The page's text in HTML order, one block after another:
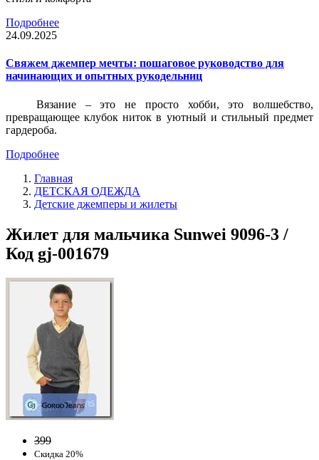
Подробнее
24.09.2025
Свяжем джемпер мечты: пошаговое руководство для
начинающих и опытных рукодельниц
Вязание – это не просто хобби, это волшебство,
превращающее клубок ниток в уютный и стильный предмет
гардероба.
Подробнее
Главная
ДЕТСКАЯ ОДЕЖДА
Детские джемперы и жилеты
Жилет для мальчика Sunwei 9096-3 /
Код gj-001679
399
Скидка 20%